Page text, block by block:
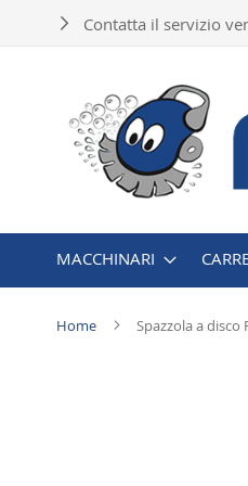
Contatta il servizio
Salta
MACCHINARI
Home Spazzola a disco